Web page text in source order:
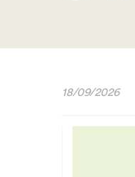
18/09/2026